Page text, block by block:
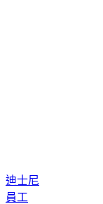
迪士尼
員工